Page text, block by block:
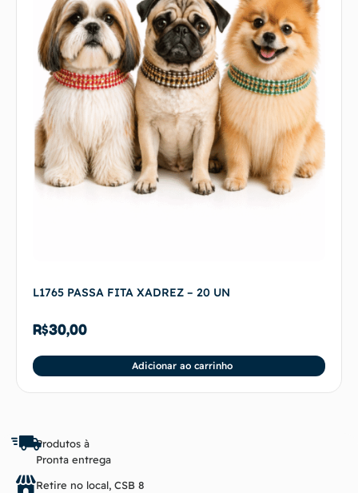
L1765 PASSA FITA XADREZ – 20 UN
R$30,00
Adicionar ao carrinho
Produtos à
Pronta entrega
Retire no local, CSB 8